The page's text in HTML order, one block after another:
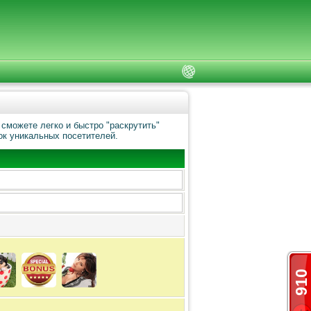
910
легко и быстро "раскрутить"
уникальных посетителей.